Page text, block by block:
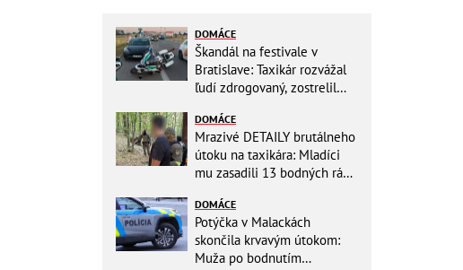
DOMÁCE
Škandál na festivale v
Bratislave: Taxikár rozvážal
ľudí zdrogovaný, zostrelil
DOMÁCE
Mrazivé DETAILY brutálneho
útoku na taxikára: Mladíci
mu zasadili 13 bodných rán!
DOMÁCE
Potýčka v Malackách
skončila krvavým útokom:
Muža po bodnutím